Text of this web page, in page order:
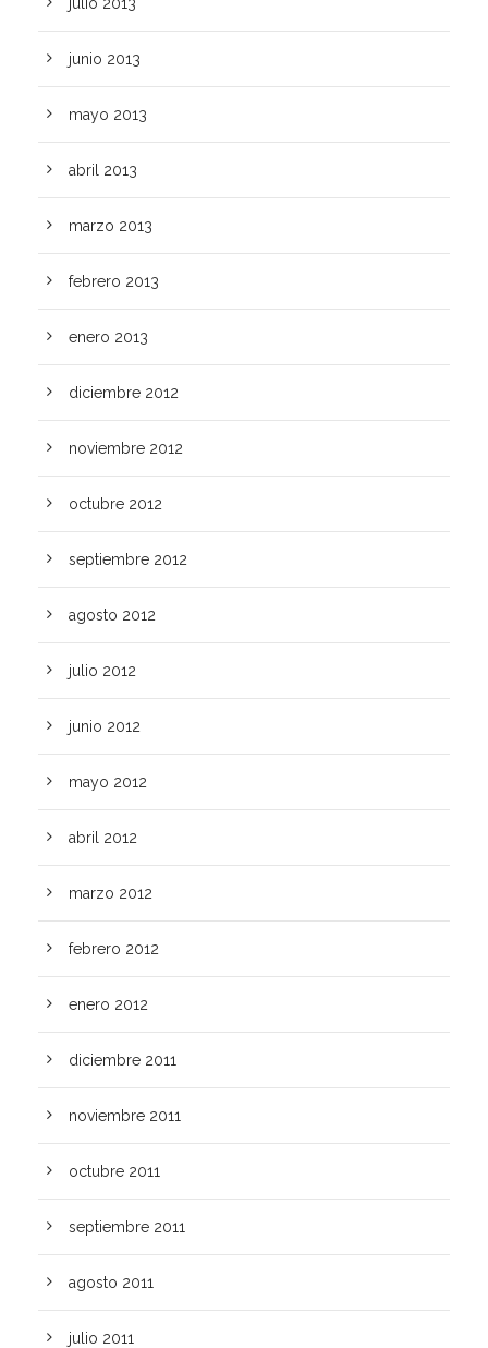
junio 2013
mayo 2013
abril 2013
marzo 2013
febrero 2013
enero 2013
diciembre 2012
noviembre 2012
octubre 2012
septiembre 2012
agosto 2012
julio 2012
junio 2012
mayo 2012
abril 2012
marzo 2012
febrero 2012
enero 2012
diciembre 2011
noviembre 2011
octubre 2011
septiembre 2011
agosto 2011
julio 2011